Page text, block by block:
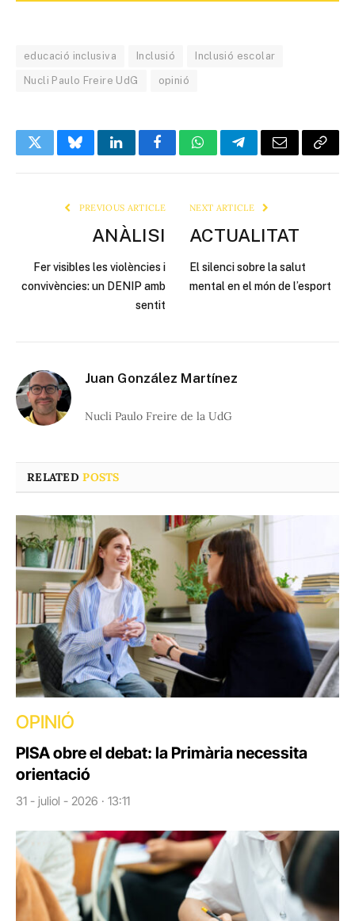
educació inclusiva Inclusió Inclusió escolar
Nucli Paulo Freire UdG opinió
TwitterBlueskyLinkedInFacebookWhatsAppTelegramEmail Copy
PREVIOUS ARTICLE
ANÀLISI
Fer visibles les violències i
convivències: un DENIP amb
sentit
NEXT ARTICLE
ACTUALITAT
El silenci sobre la salut
mental en el món de l’esport
Juan González Martínez
Nucli Paulo Freire de la UdG
RELATEDPOSTS
OPINIÓ
PISA obre el debat: la Primària necessita
orientació
31 - juliol - 2026 · 13:11